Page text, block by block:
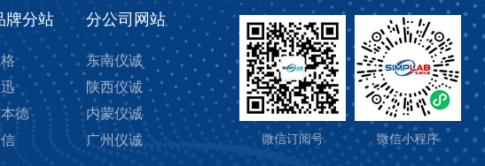
牌分站
德
信
分公司网站
东南仪诚
陕西仪诚
内蒙仪诚
广州仪诚
微信订阅号 微信小程序